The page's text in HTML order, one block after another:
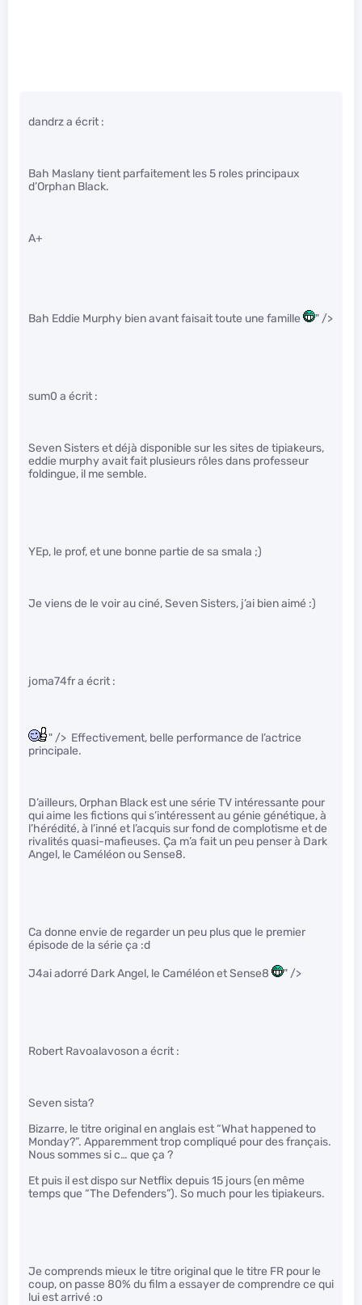
dandrz a écrit :
Bah Maslany tient parfaitement les 5 roles principaux
d’Orphan Black.
A+
Bah Eddie Murphy bien avant faisait toute une famille " />
sum0 a écrit :
Seven Sisters et déjà disponible sur les sites de tipiakeurs,
eddie murphy avait fait plusieurs rôles dans professeur
foldingue, il me semble.
YEp, le prof, et une bonne partie de sa smala ;)
Je viens de le voir au ciné, Seven Sisters, j’ai bien aimé :)
joma74fr a écrit :
" /> Effectivement, belle performance de l’actrice
principale.
D’ailleurs, Orphan Black est une série TV intéressante pour
qui aime les fictions qui s’intéressent au génie génétique, à
l’hérédité, à l’inné et l’acquis sur fond de complotisme et de
rivalités quasi-mafieuses. Ça m’a fait un peu penser à Dark
Angel, le Caméléon ou Sense8.
Ca donne envie de regarder un peu plus que le premier
épisode de la série ça :d
J4ai adorré Dark Angel, le Caméléon et Sense8 " />
Robert Ravoalavoson a écrit :
Seven sista?
Bizarre, le titre original en anglais est “What happened to
Monday?”. Apparemment trop compliqué pour des français.
Nous sommes si c… que ça ?
Et puis il est dispo sur Netflix depuis 15 jours (en même
temps que “The Defenders”). So much pour les tipiakeurs.
Je comprends mieux le titre original que le titre FR pour le
coup, on passe 80% du film a essayer de comprendre ce qui
lui est arrivé :o